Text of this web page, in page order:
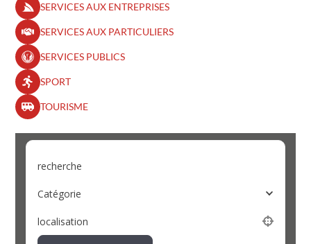
SERVICES AUX ENTREPRISES
SERVICES AUX PARTICULIERS
SERVICES PUBLICS
SPORT
TOURISME
recherche
Catégorie
localisation